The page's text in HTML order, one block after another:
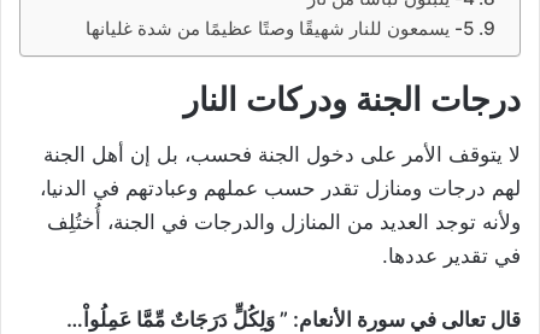
5- يسمعون للنار شهيقًا وصتًا عظيمًا من شدة غليانها
درجات الجنة ودركات النار
لا يتوقف الأمر على دخول الجنة فحسب، بل إن أهل الجنة
لهم درجات ومنازل تقدر حسب عملهم وعبادتهم في الدنيا،
ولأنه توجد العديد من المنازل والدرجات في الجنة، أُختُلِف
في تقدير عددها.
قال تعالى في سورة الأنعام: ” وَلِكُلٍّ دَرَجَاتٌ مِّمَّا عَمِلُواْ…